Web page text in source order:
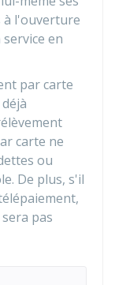
l'ouverture
en
par carte
carte ne
ou
De plus, s'il
pas